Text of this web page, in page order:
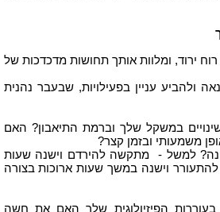
ירוד, ומלוות אותך תחושות מדכדכות של
ולהביע עניין בפעילויות, שבעבר נהנית
במשקל שלך וברמת התיאבון? האם
משמעותי ובזמן קצר?
למשל - מתקשה להירדם וישנה שעות
וישנה במשך שעות ארוכות בצורה
הפיזיולוגית שלך האם את חשה